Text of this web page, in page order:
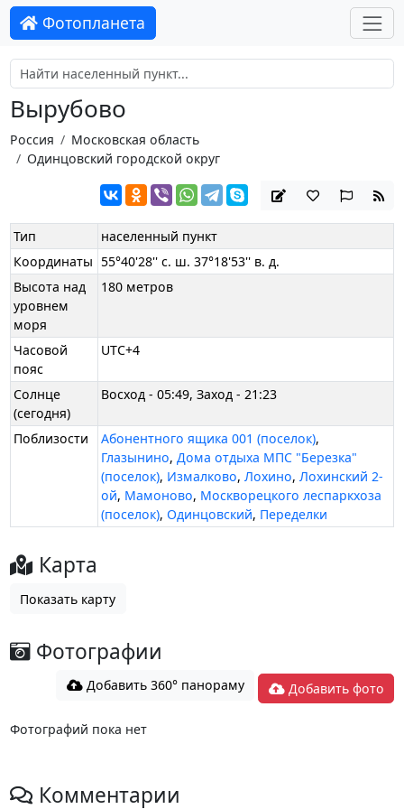
Фотопланета
Вырубово
Россия
Московская область
Одинцовский городской округ
Тип
населенный пункт
Координаты 55°40'28'' с. ш. 37°18'53'' в. д.
Высота над
уровнем
моря
180 метров
Часовой
пояс
UTC+4
Солнце
(сегодня)
Восход - 05:49, Заход - 21:23
Поблизости Абонентного ящика 001 (поселок),
Глазынино,Дома отдыха МПС "Березка"
(поселок), Измалково,Лохино,Лохинский 2-
ой, Мамоново, Москворецкого леспаркхоза
(поселок),Одинцовский, Переделки
Карта
Показать карту
Фотографии
Добавить 360° панораму Добавить фото
Фотографий пока нет
Комментарии